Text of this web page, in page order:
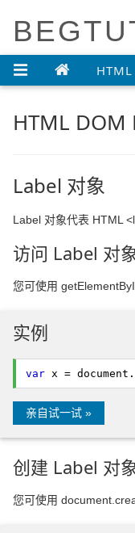
HTML
HTML DOM
Label 对象
Label 对象代表 HTML
访问 Label 对
您可使用
实例
var x = document.
亲自试一试 »
创建 Label 对
您可使用